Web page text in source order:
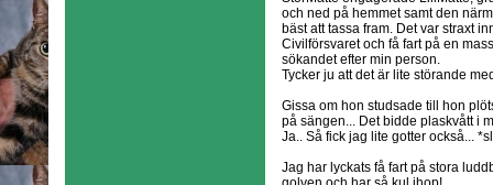
och ned på hemmet samt den
bäst att tassa fram. Det var straxt
Civilförsvaret och få fart på en
sökandet efter min person.
Tycker ju att det är lite störande
Gissa om hon studsade till hon
på sängen... Det bidde plaskvått i
Ja.. Så fick jag lite gotter också...
Jag har lyckats få fart på stora